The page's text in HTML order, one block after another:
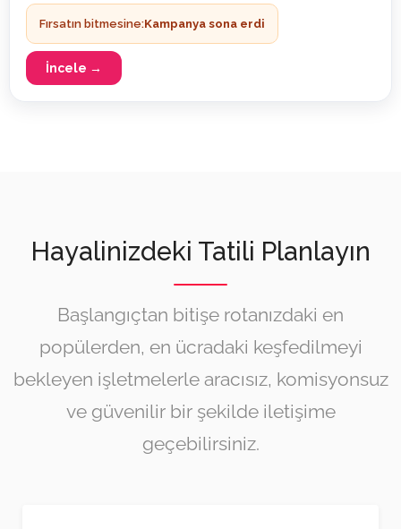
Fırsatın bitmesine:Kampanya sona erdi
İncele →
Hayalinizdeki Tatili Planlayın
Başlangıçtan bitişe rotanızdaki en
popülerden, en ücradaki keşfedilmeyi
bekleyen işletmelerle aracısız, komisyonsuz
ve güvenilir bir şekilde iletişime
geçebilirsiniz.